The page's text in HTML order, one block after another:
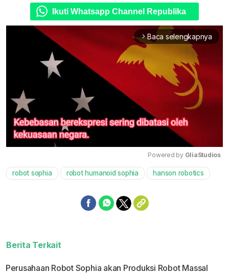
Ikuti Whatsapp Channel Republika
arrow_forward_ios Baca selengkapnya
Mute
Powered by GliaStudios
robot sophia robot humanoid sophia hanson robotics
Berita Terkait
Perusahaan Robot Sophia akan Produksi Robot Massal